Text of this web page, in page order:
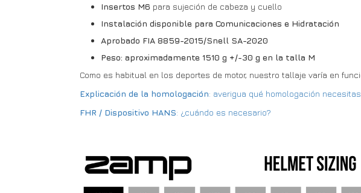
Insertos M6 para sujeción de cabeza y cuello
Instalación disponible para Comunicaciones e Hidratación
Aprobado FIA 8859-2015/Snell SA-2020
Peso: aproximadamente 1510 g +/-30 g en la talla M
Como es habitual en los deportes de motor, nuestro tallaje varía en
Explicación de la homologación: averigua qué homologación necesitas
FHR / Dispositivo HANS: ¿cuándo es necesario?